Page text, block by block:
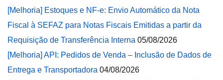
[Melhoria] Estoques e NF-e: Envio Automático da Nota
Fiscal à SEFAZ para Notas Fiscais Emitidas a partir da
Requisição de Transferência Interna 05/08/2026
[Melhoria] API: Pedidos de Venda – Inclusão de Dados de
Entrega e Transportadora 04/08/2026